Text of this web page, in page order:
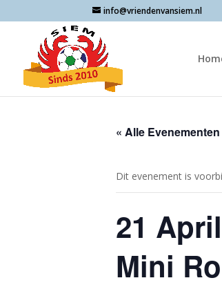
info@vriendenvansiem.nl
« Alle Evenementen
Dit evenement is
21
Mini